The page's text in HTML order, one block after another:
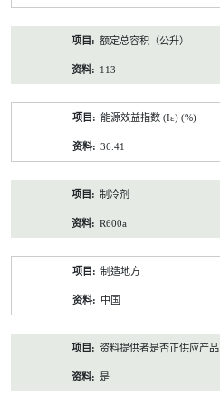
额定总容积（公升）
113
能源效益指数 (Iε) (%)
36.41
制冷剂
R600a
制造地方
中国
资料提供者是否正供应产品
是